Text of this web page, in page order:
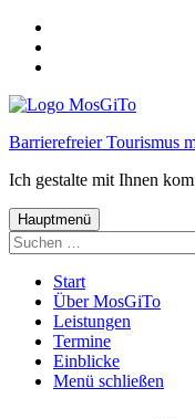
Footer
Barrierefreier Tourismus
Ich gestalte mit Ihnen
Hauptmenü
Suchen
nach:
Start
Über MosGiTo
Leistungen
Termine
Einblicke
Menü schließen